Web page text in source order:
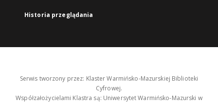
Historia przeglądania
Serwis tworzony przez: Klaster Warmińsko-Mazurskiej Biblioteki
Cyfrowej.
Współzałożycielami Klastra są: Uniwersytet Warmińsko-Mazurski w